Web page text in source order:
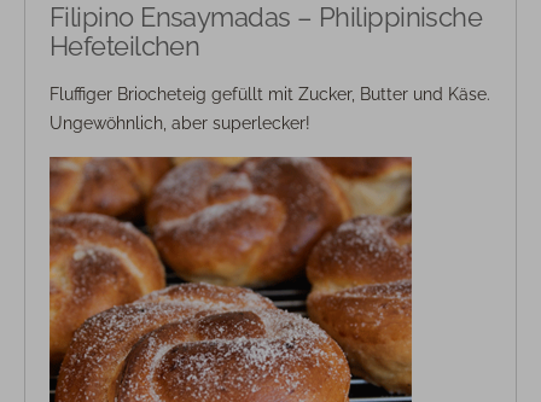
Filipino Ensaymadas – Philippinische
Hefeteilchen
Fluffiger Briocheteig gefüllt mit Zucker, Butter und Käse.
Ungewöhnlich, aber superlecker!